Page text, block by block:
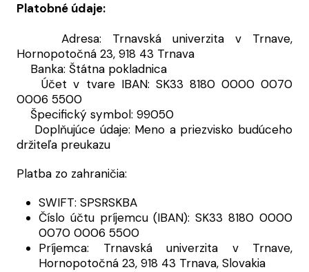
Platobné údaje:
Adresa: Trnavská univerzita v Trnave,
Hornopotočná 23, 918 43 Trnava
Banka: Štátna pokladnica
Účet v tvare IBAN: SK33 8180 0000 0070
0006 5500
Špecifický symbol: 99050
Doplňujúce údaje: Meno a priezvisko budúceho
držiteľa preukazu
Platba zo zahraničia:
SWIFT: SPSRSKBA
Číslo účtu príjemcu (IBAN): SK33 8180 0000
0070 0006 5500
Príjemca: Trnavská univerzita v Trnave,
Hornopotočná 23, 918 43 Trnava, Slovakia